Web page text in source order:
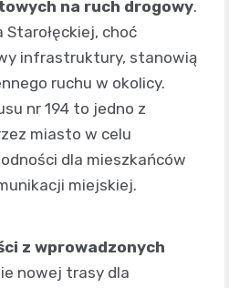
na ruch drogowy.
choć
infrastruktury, stanowią
ruchu w okolicy.
nr 194 to jedno z
miasto w celu
dla mieszkańców
miejskiej.
z wprowadzonych
nowej trasy dla